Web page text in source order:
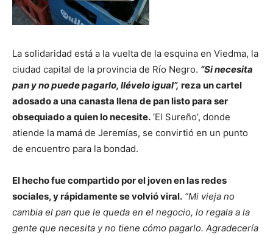
La solidaridad está a la vuelta de la esquina en Viedma, la
ciudad capital de la provincia de Río Negro. “Si necesita
pan y no puede pagarlo, llévelo igual”, reza un cartel
adosado a una canasta llena de pan listo para ser
obsequiado a quien lo necesite. ‘El Sureño’, donde
atiende la mamá de Jeremías, se convirtió en un punto
de encuentro para la bondad.
El hecho fue compartido por el joven en las redes
sociales, y rápidamente se volvió viral. “Mi vieja no
cambia el pan que le queda en el negocio, lo regala a la
gente que necesita y no tiene cómo pagarlo. Agradecería